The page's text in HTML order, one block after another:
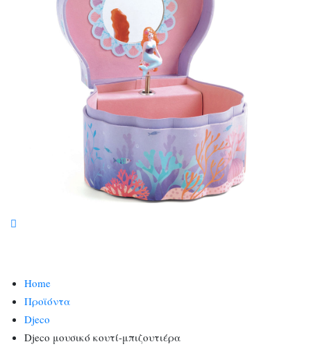
Home
Προϊόντα
Djeco
Djeco μουσικό κουτί-μπιζουτιέρα